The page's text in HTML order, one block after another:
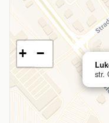
str.
+ −